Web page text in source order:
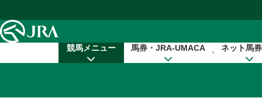
競馬メニュー 馬券・JRA-UMACA ネット馬